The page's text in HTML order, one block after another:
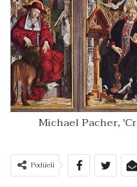
Michael Pacher,
Podijeli